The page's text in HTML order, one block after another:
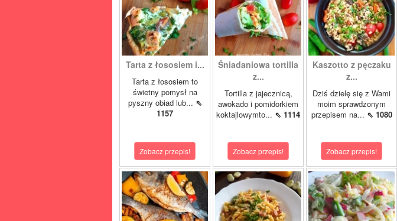
Tarta z łososiem i...
Tarta z łososiem to
świetny pomysł na
pyszny obiad lub... ⇖
1157
Zobacz przepis!
Śniadaniowa tortilla
z...
Tortilla z jajecznicą,
awokado i pomidorkiem
koktajlowymto... ⇖ 1114
Zobacz przepis!
Kaszotto z pęczaku
z...
Dziś dzielę się z Wami
moim sprawdzonym
przepisem na... ⇖ 1080
Zobacz przepis!